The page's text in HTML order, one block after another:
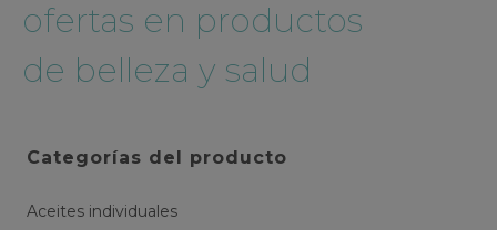
ofertas en productos
de belleza y salud
Categorías del producto
Aceites individuales